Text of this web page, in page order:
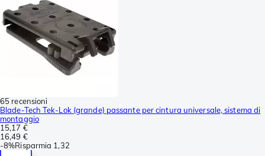
65 recensioni
Blade-Tech Tek-Lok (grande) passante per cintura universale, sistema di
montaggio
15,17 €
16,49 €
-8%Risparmia 1,32